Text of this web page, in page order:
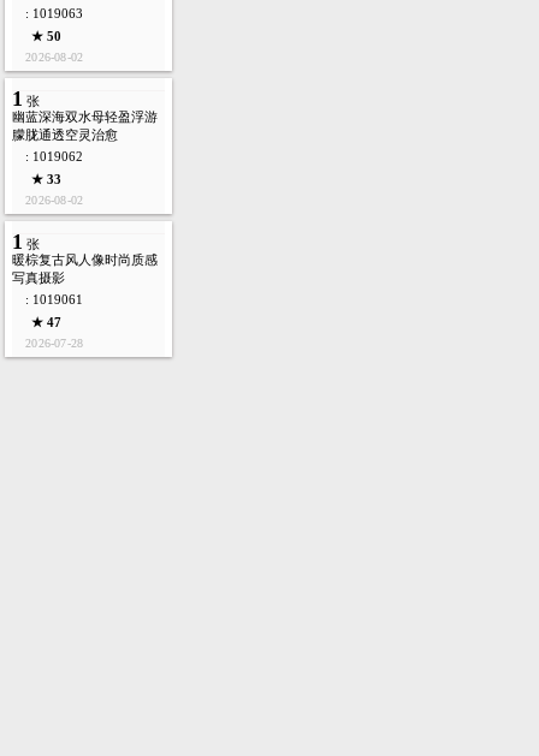
: 1019063
★ 50
2026-08-02
1 张
幽蓝深海双水母轻盈浮游
朦胧通透空灵治愈
: 1019062
★ 33
2026-08-02
1 张
暖棕复古风人像时尚质感
写真摄影
: 1019061
★ 47
2026-07-28